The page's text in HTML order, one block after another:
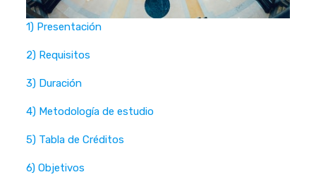
1) Presentación
2) Requisitos
3) Duración
4) Metodología de estudio
5) Tabla de Créditos
6) Objetivos